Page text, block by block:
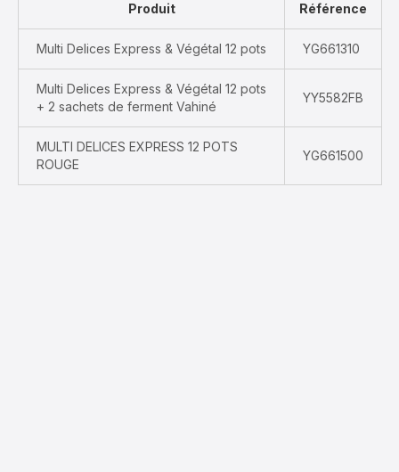
Produit Référence
Multi Delices Express & Végétal 12 pots YG661310
Multi Delices Express & Végétal 12 pots
+ 2 sachets de ferment Vahiné
YY5582FB
MULTI DELICES EXPRESS 12 POTS
ROUGE
YG661500